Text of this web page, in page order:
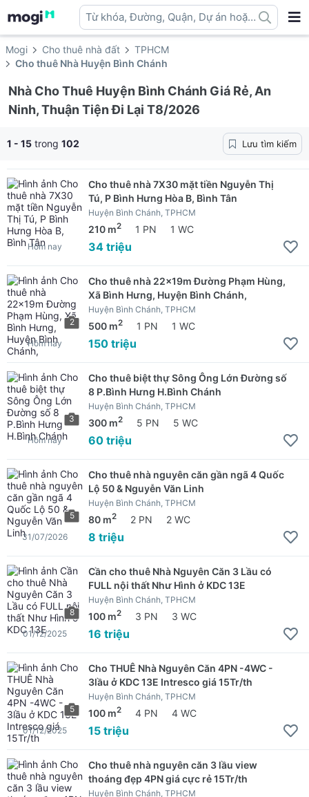
Từ khóa, Đường, Quận, Dự án hoặc
địa danh ...
Mogi Cho thuê nhà đất
TPHCM
Cho thuê Nhà Huyện Bình Chánh
Nhà Cho Thuê Huyện Bình Chánh Giá Rẻ, An
Ninh, Thuận Tiện Đi Lại T8/2026
1 - 15 trong 102 Lưu tìm kiếm
Cho thuê nhà 7X30 mặt tiền Nguyễn Thị
Tú, P Bình Hưng Hòa B, Bình Tân
Huyện Bình Chánh, TPHCM
210 m2 1 PN 1 WC
34 triệu
Hôm nay
2
Cho thuê nhà 22x19m Đường Phạm Hùng,
Xã Bình Hưng, Huyện Bình Chánh,
Huyện Bình Chánh, TPHCM
500 m2 1 PN 1 WC
150 triệu
Hôm nay
3
Cho thuê biệt thự Sông Ông Lớn Đường số
8 P.Bình Hưng H.Bình Chánh
Huyện Bình Chánh, TPHCM
300 m2 5 PN 5 WC
60 triệu
Hôm nay
5
Cho thuê nhà nguyên căn gần ngã 4 Quốc
Lộ 50 & Nguyễn Văn Linh
Huyện Bình Chánh, TPHCM
80 m2 2 PN 2 WC
8 triệu
31/07/2026
8
Cần cho thuê Nhà Nguyên Căn 3 Lầu có
FULL nội thất Như Hình ở KDC 13E
Huyện Bình Chánh, TPHCM
100 m2 3 PN 3 WC
16 triệu
01/12/2025
5
Cho THUÊ Nhà Nguyên Căn 4PN -4WC -
3lầu ở KDC 13E Intresco giá 15Tr/th
Huyện Bình Chánh, TPHCM
100 m2 4 PN 4 WC
15 triệu
01/12/2025
Cho thuê nhà nguyên căn 3 lầu view
thoáng đẹp 4PN giá cực rẻ 15Tr/th
Huyện Bình Chánh, TPHCM